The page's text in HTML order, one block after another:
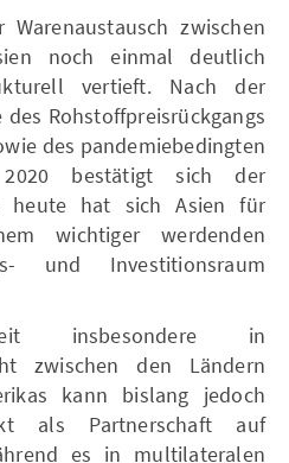
zwischen
noch einmal deutlich
vertieft. Nach der
Rohstoffpreisrückgangs
des pandemiebedingten
bestätigt sich der
heute hat sich Asien für
wichtiger werdenden
und Investitionsraum
insbesondere in
zwischen den Ländern
kann bislang jedoch
als Partnerschaft auf
es in multilateralen